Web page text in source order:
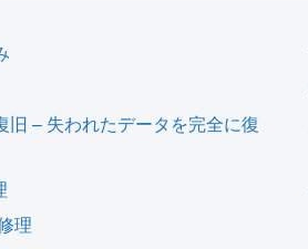
旧 – 失われたデータを完全に復
理